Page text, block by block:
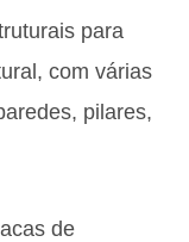
para
com várias
pilares,
de